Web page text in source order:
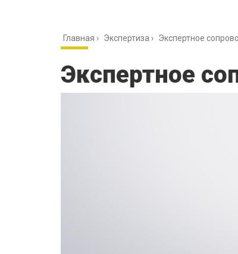
Главная › Экспертиза › Экспертное
Экспертное